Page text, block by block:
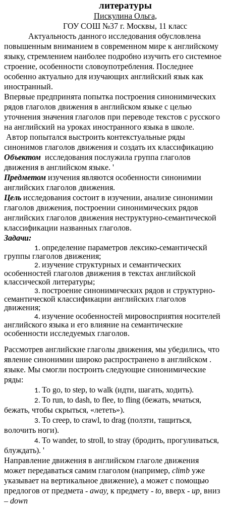
литературы
Пискулина Ольга,
ГОУ СОШ №37 г. Москвы, 11 класс
Актуальность данного исследования обусловлена
повышенным вниманием в современном мире к английскому
языку, стремлением наиболее подробно изучить его системное
строение, особенности словоупотребления. Последнее
особенно актуально для изучающих английский язык как
иностранный.
Впервые предпринята попытка построения синонимических
рядов глаголов движения в английском языке с целью
уточнения значения глаголов при переводе текстов с русского
на английский на уроках иностранного языка в школе.
Автор попытался выстроить контекстуальные ряды
синонимов глаголов движения и создать их классификацию
Объектом исследования послужила группа глаголов
движения в английском языке. '
Предметом изучения являются особенности синонимии
английских глаголов движения.
Цель исследования состоит в изучении, анализе синонимии
глаголов движения, построении синонимических рядов
английских глаголов движения неструктурно-семантической
классификации названных глаголов.
Задачи:
определение параметров лексико-семантическй
группы глаголов движения;
изучение структурных и семантических
особенностей глаголов движения в текстах английской
классической литературы;
построение синонимических рядов и структурно-
семантической классификации английских глаголов
движения;
изучение особенностей мировосприятия носителей
английского языка и его влияние на семантические
особенности исследуемых глаголов.
Рассмотрев английские глаголы движения, мы убедились, что
явление синонимии широко распространено в английском .
языке. Мы смогли построить следующие синонимические
ряды:
То go, to step, to walk (идти, шагать, ходить).
То run, to dash, to flee, to fling (бежать, мчаться,
бежать, чтобы скрыться, «лететь»).
То creep, to crawl, to drag (ползти, тащиться,
волочить ноги).
То wander, to stroll, to stray (бродить, прогуливаться,
блуждать). '
Направление движения в английском глаголе движения
может передаваться самим глаголом (например, climb уже
указывает на вертикальное движение), а может с помощью
предлогов от предмета - away, к предмету - to, вверх - up, вниз
– down